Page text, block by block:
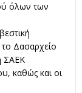
όλων των
Δασαρχείο
ΣΑΕΚ
καθώς και οι